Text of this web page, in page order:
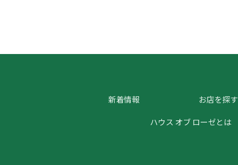
新着情報 お店を探す
ハウス オブ ローゼとは